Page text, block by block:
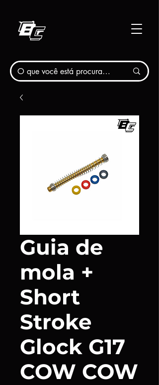
Guia de
mola +
Short
Stroke
Glock G17
COW COW